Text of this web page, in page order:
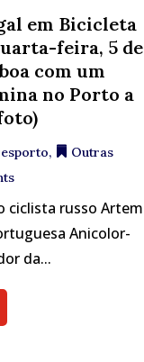
em Bicicleta
feira, 5 de
com um
no Porto a
,
Outras
ciclista russo Artem
Anicolor-
da...